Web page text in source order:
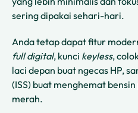
sering dipakai sehari-hari.
Anda tetap dapat fitur
full digital, kunci keyless,
laci depan buat ngecas HP,
(ISS) buat menghemat
merah.